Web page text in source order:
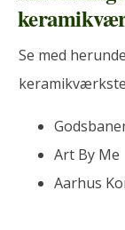
Se med
Art By Me
Aarhus